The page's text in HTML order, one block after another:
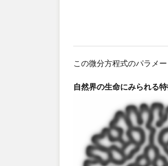
この微分方程式のパラメー
自然界の生命にみられる